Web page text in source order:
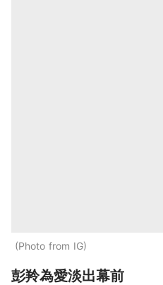
Photo from IG
彭羚為愛淡出幕前